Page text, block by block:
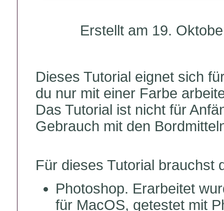
Erstellt am 19.
Dieses Tutorial eignet sich
du nur mit einer Farbe
Das Tutorial ist nicht für
Gebrauch mit den
Für dieses Tutorial brauchst
Photoshop. Erarbeitet
für MacOS, getestet mit